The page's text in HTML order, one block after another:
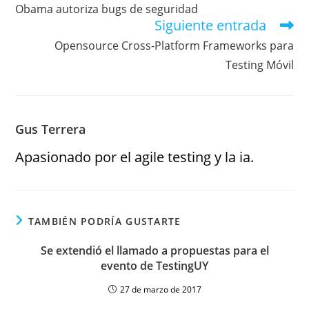
Obama autoriza bugs de seguridad
Siguiente entrada
Opensource Cross-Platform Frameworks para
Testing Móvil
Gus Terrera
Apasionado por el agile testing y la ia.
TAMBIÉN PODRÍA GUSTARTE
Se extendió el llamado a propuestas para el
evento de TestingUY
27 de marzo de 2017